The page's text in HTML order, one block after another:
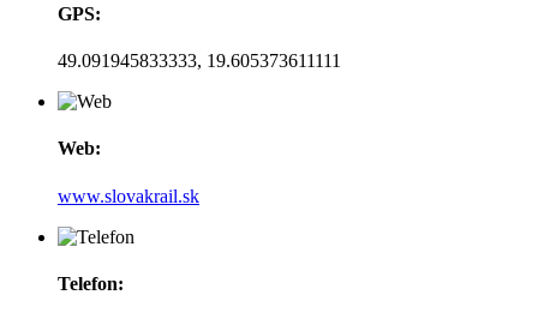
GPS:
49.091945833333, 19.605373611111
Web:
www.slovakrail.sk
Telefon: